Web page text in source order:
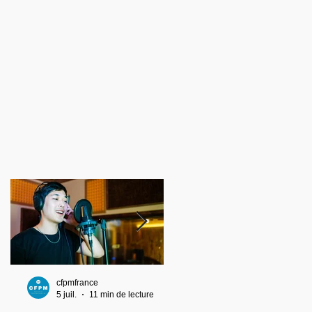
cfpmfrance
5 juil.
11 min de lecture